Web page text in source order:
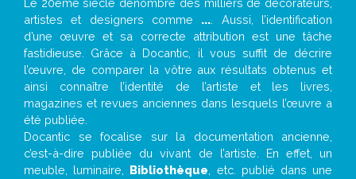
Le 20eme siècle dénombre des milliers de décorateurs,
artistes et designers comme ... . Aussi, l’identification
d’une œuvre et sa correcte attribution est une tâche
fastidieuse. Grâce à Docantic, il vous suffit de décrire
l’œuvre, de comparer la vôtre aux résultats obtenus et
ainsi connaître l’identité de l’artiste et les livres,
magazines et revues anciennes dans lesquels l’œuvre a
été publiée.
Docantic se focalise sur la documentation ancienne,
c’est-à-dire publiée du vivant de l’artiste. En effet, un
meuble, luminaire, Bibliothèque , etc. publié dans une